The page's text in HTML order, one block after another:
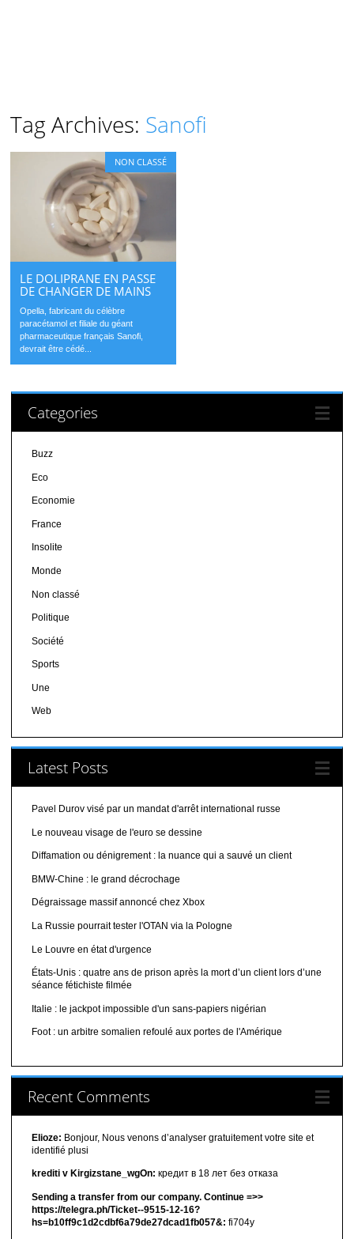
Tag Archives: Sanofi
NON CLASSÉ
LE DOLIPRANE EN PASSE
DE CHANGER DE MAINS
Opella, fabricant du célèbre
paracétamol et filiale du géant
pharmaceutique français Sanofi,
devrait être cédé...
Categories
Buzz
Eco
Economie
France
Insolite
Monde
Non classé
Politique
Société
Sports
Une
Web
Latest Posts
Pavel Durov visé par un mandat d'arrêt international russe
Le nouveau visage de l'euro se dessine
Diffamation ou dénigrement : la nuance qui a sauvé un client
BMW-Chine : le grand décrochage
Dégraissage massif annoncé chez Xbox
La Russie pourrait tester l'OTAN via la Pologne
Le Louvre en état d'urgence
États-Unis : quatre ans de prison après la mort d’un client lors d’une
séance fétichiste filmée
Italie : le jackpot impossible d'un sans-papiers nigérian
Foot : un arbitre somalien refoulé aux portes de l'Amérique
Recent Comments
Elioze: Bonjour, Nous venons d’analyser gratuitement votre site et
identifié plusi
krediti v Kirgizstane_wgOn: кредит в 18 лет без отказа
Sending a transfer from our company. Continue =>>
https://telegra.ph/Ticket--9515-12-16?
hs=b10ff9c1d2cdbf6a79de27dcad1fb057&: fi704y